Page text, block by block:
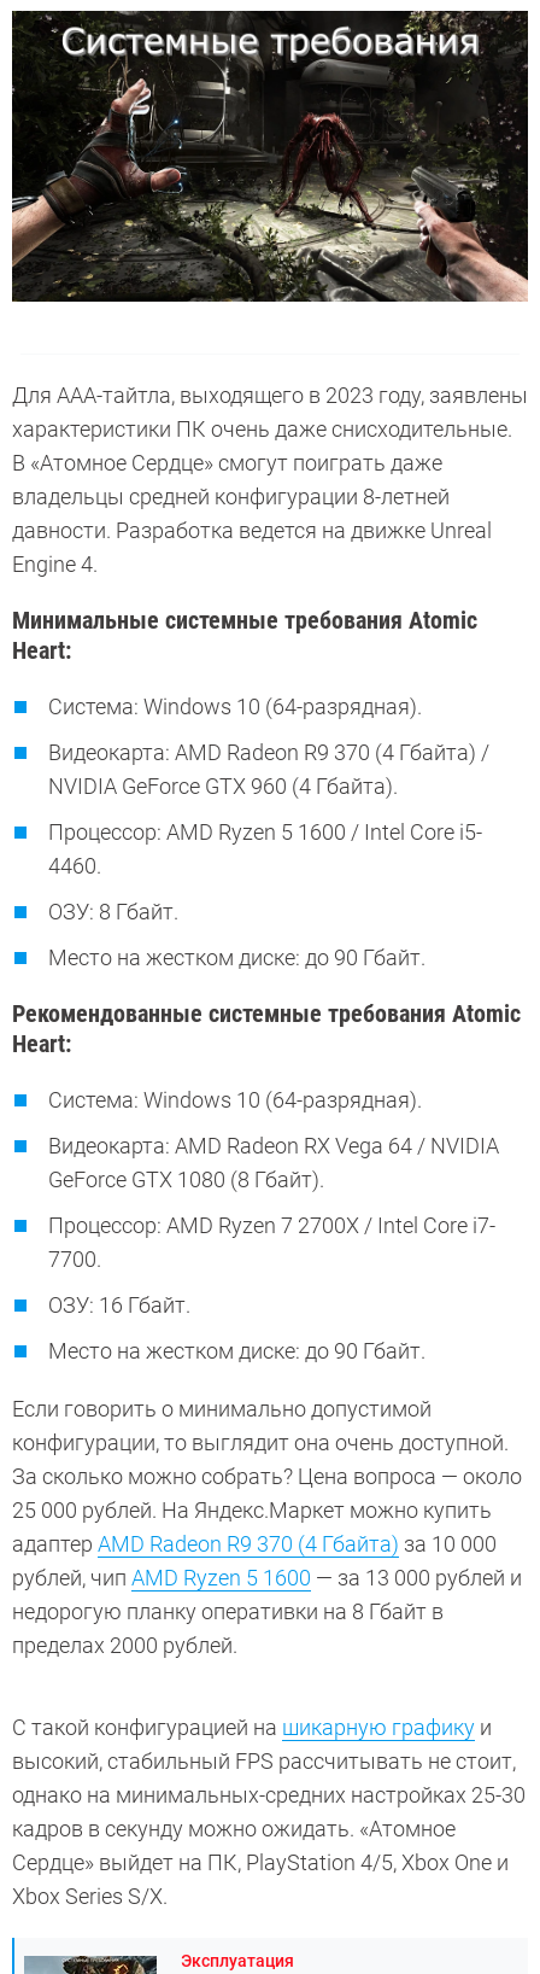
Для ААА-тайтла, выходящего в 2023 году, заявлены
характеристики ПК очень даже снисходительные.
В «Атомное Сердце» смогут поиграть даже
владельцы средней конфигурации 8-летней
давности. Разработка ведется на движке Unreal
Engine 4.
Минимальные системные требования Atomic
Heart:
Система: Windows 10 (64-разрядная).
Видеокарта: AMD Radeon R9 370 (4 Гбайта) /
NVIDIA GeForce GTX 960 (4 Гбайта).
Процессор: AMD Ryzen 5 1600 / Intel Core i5-
4460.
ОЗУ: 8 Гбайт.
Место на жестком диске: до 90 Гбайт.
Рекомендованные системные требования Atomic
Heart:
Система: Windows 10 (64-разрядная).
Видеокарта: AMD Radeon RX Vega 64 / NVIDIA
GeForce GTX 1080 (8 Гбайт).
Процессор: AMD Ryzen 7 2700X / Intel Core i7-
7700.
ОЗУ: 16 Гбайт.
Место на жестком диске: до 90 Гбайт.
Если говорить о минимально допустимой
конфигурации, то выглядит она очень доступной.
За сколько можно собрать? Цена вопроса — около
25 000 рублей. На Яндекс.Маркет можно купить
адаптер AMD Radeon R9 370 (4 Гбайта) за 10 000
рублей, чип AMD Ryzen 5 1600 — за 13 000 рублей и
недорогую планку оперативки на 8 Гбайт в
пределах 2000 рублей.
С такой конфигурацией на шикарную графику и
высокий, стабильный FPS рассчитывать не стоит,
однако на минимальных-средних настройках 25-30
кадров в секунду можно ожидать. «Атомное
Сердце» выйдет на ПК, PlayStation 4/5, Xbox One и
Xbox Series S/X.
Эксплуатация